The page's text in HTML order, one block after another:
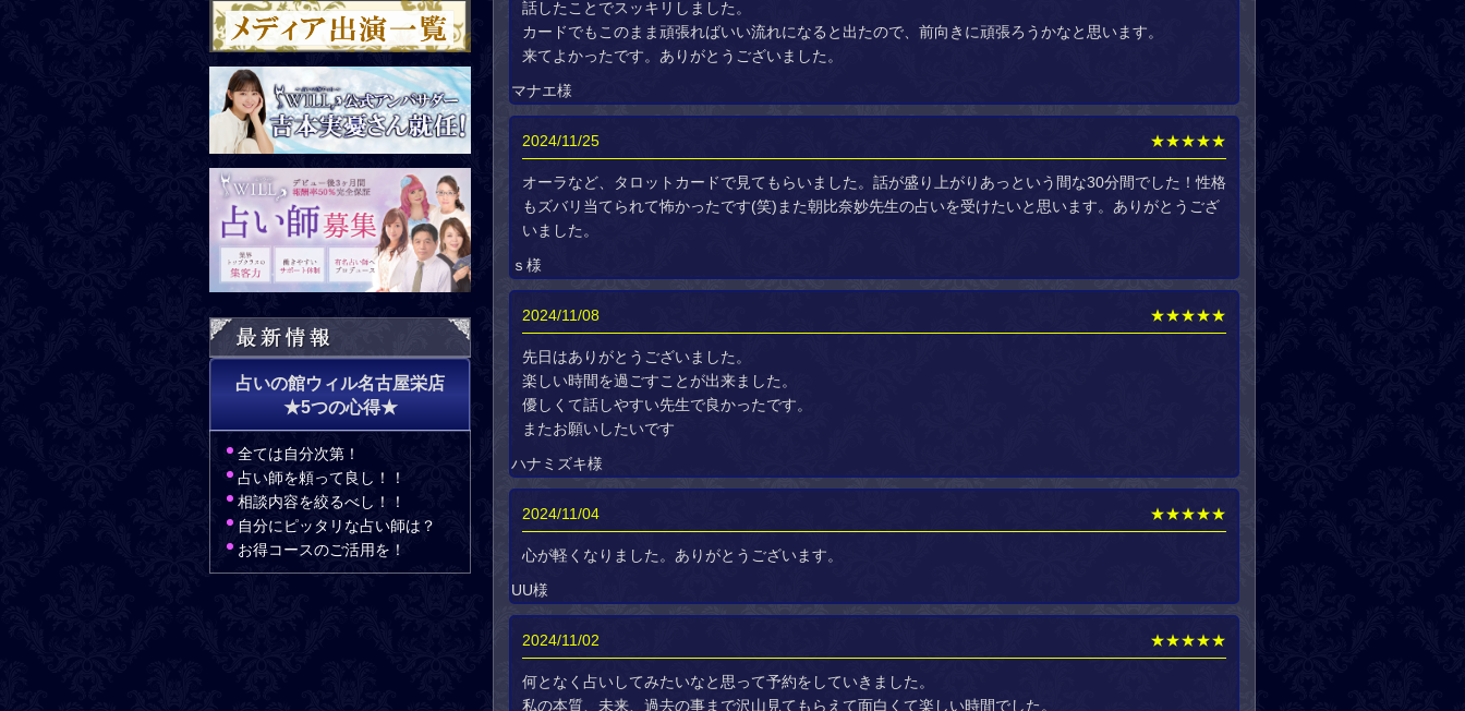
話したことでスッキリしました。
カードでもこのまま頑張ればいい流れになると出たので、前向きに頑張ろうかなと思います。
来てよかったです。ありがとうございました。
マナエ様
2024/11/25 ★★★★★
オーラなど、タロットカードで見てもらいました。話が盛り上がりあっという間な30分間でした！性格
もズバリ当てられて怖かったです(笑)また朝比奈妙先生の占いを受けたいと思います。ありがとうござ
いました。
ｓ様
2024/11/08 ★★★★★
先日はありがとうございました。
楽しい時間を過ごすことが出来ました。
優しくて話しやすい先生で良かったです。
またお願いしたいです
ハナミズキ様
2024/11/04 ★★★★★
心が軽くなりました。ありがとうございます。
UU様
2024/11/02 ★★★★★
何となく占いしてみたいなと思って予約をしていきました。
私の本質、未来、過去の事まで沢山見てもらえて面白くて楽しい時間でした。
占いの館ウィル名古屋栄店
★5つの心得★
全ては自分次第！
占い師を頼って良し！！
相談内容を絞るべし！！
自分にピッタリな占い師は？
お得コースのご活用を！